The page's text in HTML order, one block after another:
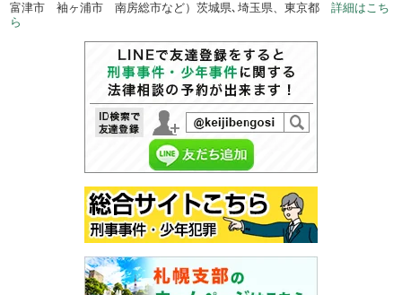
富津市 袖ヶ浦市 南房総市など）茨城県､埼玉県、東京都詳細はこち
ら